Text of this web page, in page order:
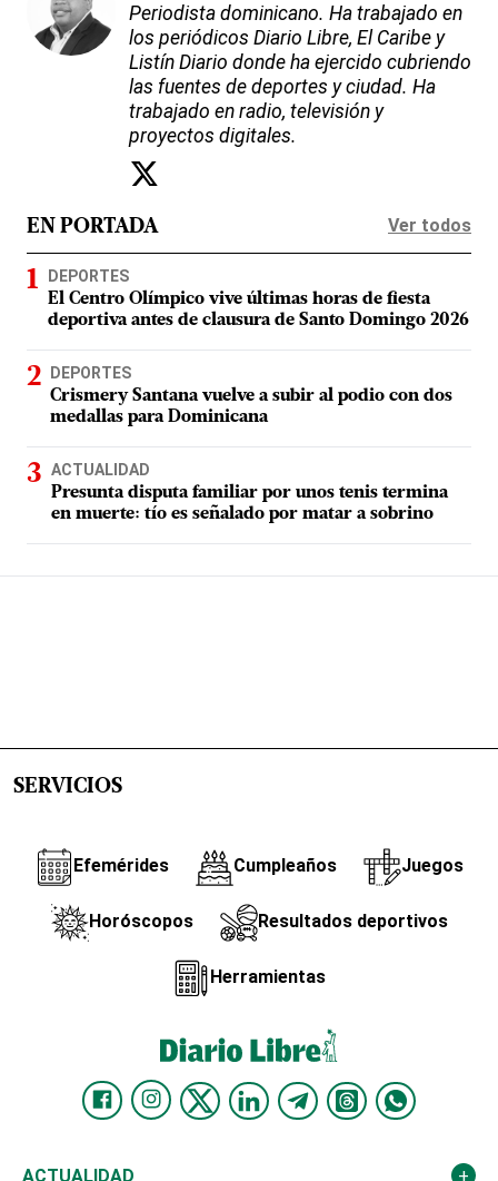
Periodista dominicano. Ha trabajado en
los periódicos Diario Libre, El Caribe y
Listín Diario donde ha ejercido cubriendo
las fuentes de deportes y ciudad. Ha
trabajado en radio, televisión y
proyectos digitales.
EN PORTADA Ver todos
DEPORTES
El Centro Olímpico vive últimas horas de fiesta
deportiva antes de clausura de Santo Domingo 2026
DEPORTES
Crismery Santana vuelve a subir al podio con dos
medallas para Dominicana
ACTUALIDAD
Presunta disputa familiar por unos tenis termina
en muerte: tío es señalado por matar a sobrino
SERVICIOS
Efemérides Cumpleaños Juegos
Horóscopos Resultados deportivos
Herramientas
ACTUALIDAD